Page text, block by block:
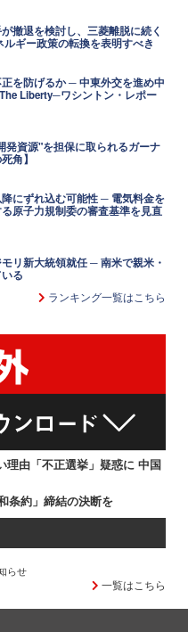
撤退を検討し、三菱離脱に続く
ギー政策の転換を表明すべき
を防げるか ─ 中東外交を進め中
Liberty─ワシントン・レポー
発資源"を担保に取られるガーナ
角】
にずれ込む可能性 ─ 電気料金を
原子力規制委の審査基準を見直
リ新大統領就任 ─ 南米で親米・
る
ランキング一覧はこちら
理由「不正選挙」疑惑に 中国
条約」締結の決断を
らせ
一覧はこちら